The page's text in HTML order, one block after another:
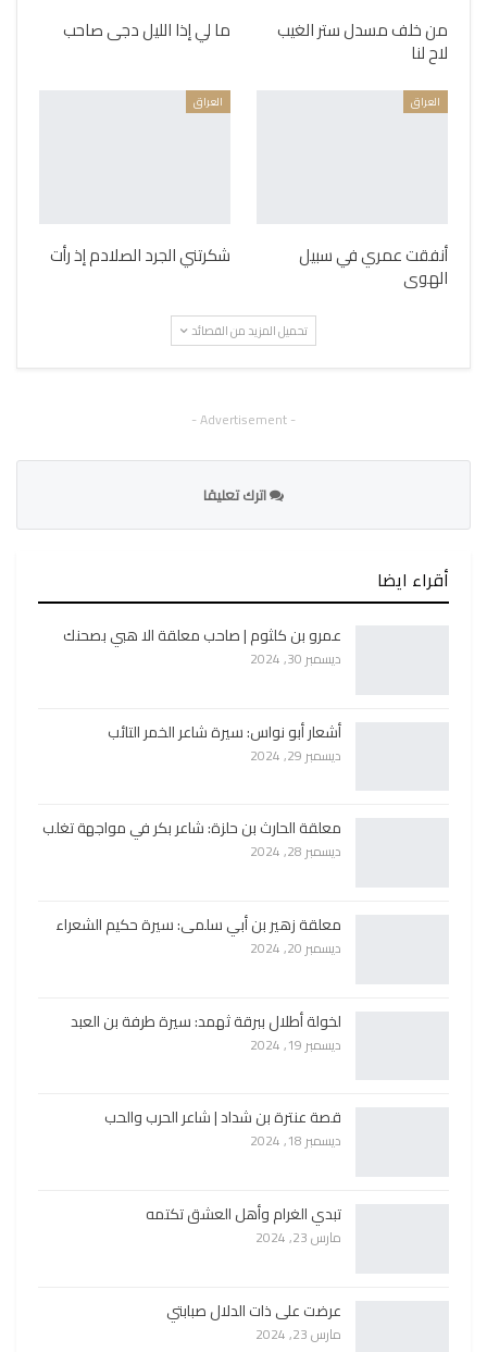
من خلف مسدل ستر الغيب
لاح لنا
ما لي إذا الليل دجى صاحب
العراق
أنفقت عمري في سبيل
الهوى
العراق
شكرتني الجرد الصلادم إذ رأت
تحميل المزيد من القصائد
- Advertisement -
اترك تعليقا
أقراء ايضا
عمرو بن كلثوم | صاحب معلقة الا هبي بصحنك
ديسمبر 30, 2024
أشعار أبو نواس: سيرة شاعر الخمر التائب
ديسمبر 29, 2024
معلقة الحارث بن حلزة: شاعر بكر في مواجهة تغلب
ديسمبر 28, 2024
معلقة زهير بن أبي سلمى: سيرة حكيم الشعراء
ديسمبر 20, 2024
لخولة أطلال ببرقة ثهمد: سيرة طرفة بن العبد
ديسمبر 19, 2024
قصة عنترة بن شداد | شاعر الحرب والحب
ديسمبر 18, 2024
تبدي الغرام وأهل العشق تكتمه
مارس 23, 2024
عرضت على ذات الدلال صبابتي
مارس 23, 2024